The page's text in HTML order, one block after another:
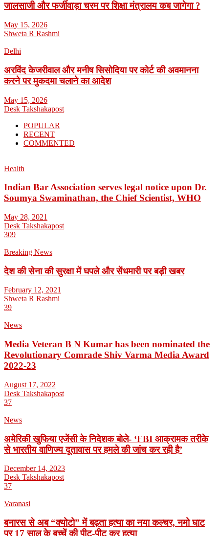
जालसाजी और फर्जीवाड़ा चरम पर शिक्षा मंत्रालय कब जागेगा ?
May 15, 2026
Shweta R Rashmi
Delhi
अरविंद केजरीवाल और मनीष सिसोदिया पर कोर्ट की अवमानना
करने पर मुकदमा चलाने का आदेश
May 15, 2026
Desk Takshakapost
POPULAR
RECENT
COMMENTED
Health
Indian Bar Association serves legal notice upon Dr.
Soumya Swaminathan, the Chief Scientist, WHO
May 28, 2021
Desk Takshakapost
309
Breaking News
देश की सेना की सुरक्षा में घपले और सेंधमारी पर बड़ी खबर
February 12, 2021
Shweta R Rashmi
39
News
Media Veteran B N Kumar has been nominated the
Revolutionary Comrade Shiv Varma Media Award
2022-23
August 17, 2022
Desk Takshakapost
37
News
अमेरिकी खुफिया एजेंसी के निदेशक बोले- ‘FBI आक्रामक तरीके
से भारतीय वाणिज्य दूतावास पर हमले की जांच कर रही है’
December 14, 2023
Desk Takshakapost
37
Varanasi
बनारस से अब “क्योटो” में बढ़ता हत्या का नया कल्चर, नमो घाट
पर 17 साल के बच्चें की पीट-पीट कर हत्या